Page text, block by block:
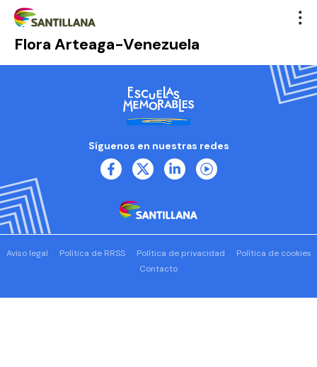
Flora Arteaga-Venezuela
Síguenos en nuestras redes
Aviso legal Política de RRSS Política de privacidad
Política de cookies
Contacto